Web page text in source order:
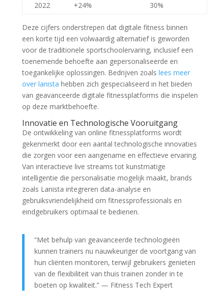
2022
+24% 30%
Deze cijfers onderstrepen dat digitale fitness binnen
een korte tijd een volwaardig alternatief is geworden
voor de traditionele sportschoolervaring, inclusief een
toenemende behoefte aan gepersonaliseerde en
toegankelijke oplossingen. Bedrijven zoals lees meer
over lanista hebben zich gespecialiseerd in het bieden
van geavanceerde digitale fitnessplatforms die inspelen
op deze marktbehoefte.
Innovatie en Technologische Vooruitgang
De ontwikkeling van online fitnessplatforms wordt
gekenmerkt door een aantal technologische innovaties
die zorgen voor een aangename en effectieve ervaring.
Van interactieve live streams tot kunstmatige
intelligentie die personalisatie mogelijk maakt, brands
zoals Lanista integreren data-analyse en
gebruiksvriendelijkheid om fitnessprofessionals en
eindgebruikers optimaal te bedienen.
“Met behulp van geavanceerde technologieën
kunnen trainers nu nauwkeuriger de voortgang van
hun cliënten monitoren, terwijl gebruikers genieten
van de flexibiliteit van thuis trainen zonder in te
boeten op kwaliteit.” — Fitness Tech Expert